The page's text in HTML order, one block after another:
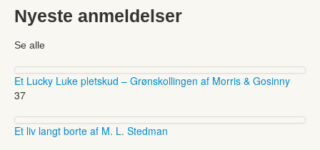
Nyeste anmeldelser
Se alle
Et Lucky Luke pletskud – Grønskollingen af Morris & Gosinny
37
Et liv langt borte af M. L. Stedman